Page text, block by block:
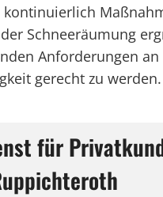
Schneeräumung
Anforderungen an
gerecht zu werden.
für